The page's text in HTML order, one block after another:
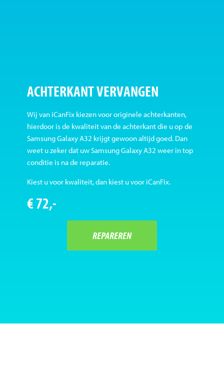
ACHTERKANT VERVANGEN
Wij van iCanFix kiezen voor originele achterkanten,
hierdoor is de kwaliteit van de achterkant die u op de
Samsung Galaxy A32 krijgt gewoon altijd goed. Dan
weet u zeker dat uw Samsung Galaxy A32 weer in top
conditie is na de reparatie.
Kiest u voor kwaliteit, dan kiest u voor iCanFix.
€ 72,-
REPAREREN